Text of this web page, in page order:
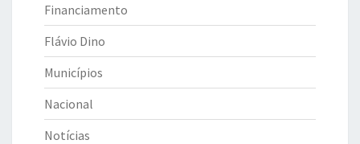
Financiamento
Flávio Dino
Municípios
Nacional
Notícias